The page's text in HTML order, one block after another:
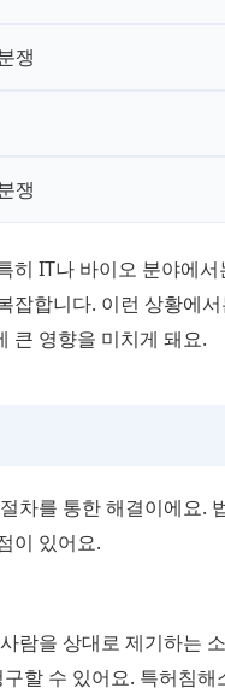
쟁
쟁
히 IT나 바이오 분야에서
잡합니다. 이런 상황에
큰 영향을 미치게 돼요.
차를 통한 해결이에요.
이 있어요.
람을 상대로 제기하는
할 수 있어요. 특허침해